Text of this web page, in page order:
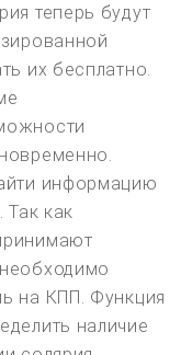
теперь будут
их бесплатно.
информацию
Так как
на КПП. Функция
наличие